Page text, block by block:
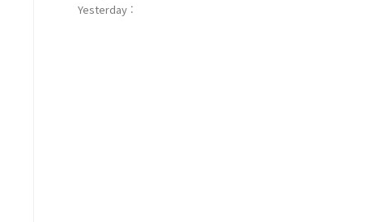
Yesterday :